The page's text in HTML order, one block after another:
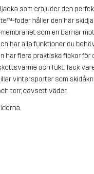
som erbjuder den
foder håller den här
som en barriär
har alla funktioner du
har flera praktiska fickor
och fukt. Tack
vintersporter som
torr, oavsett väder.